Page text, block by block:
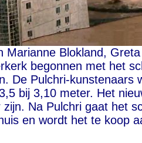
Marianne Blokland,
begonnen met het
De Pulchri-kunstenaars
bij 3,10 meter. Het
zijn. Na Pulchri gaat het
en wordt het te koop